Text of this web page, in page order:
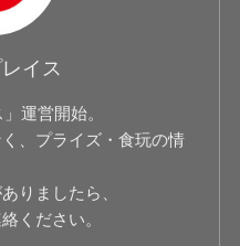
イス
運営開始。
、プライズ・食玩の情
りましたら、
ください。